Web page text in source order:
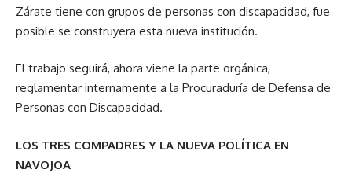
Zárate tiene con grupos de personas con discapacidad, fue
posible se construyera esta nueva institución.
El trabajo seguirá, ahora viene la parte orgánica,
reglamentar internamente a la Procuraduría de Defensa de
Personas con Discapacidad.
LOS TRES COMPADRES Y LA NUEVA POLÍTICA EN
NAVOJOA